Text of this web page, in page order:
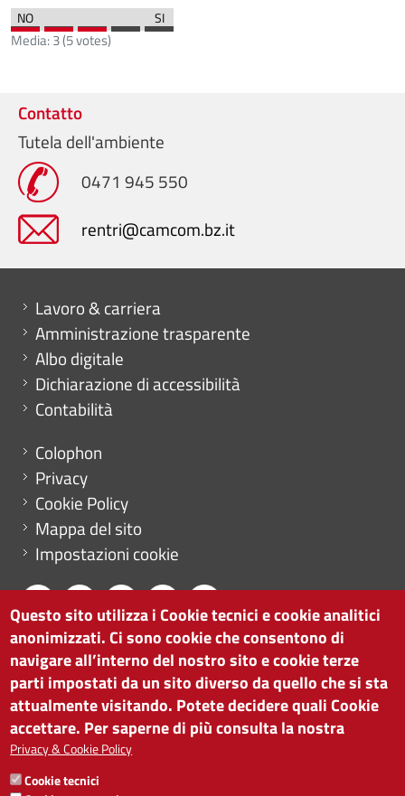
Media:3(5votes)
Contatto
Tutela dell'ambiente
0471 945 550
rentri@camcom.bz.it
Mini menu di servizio
Lavoro & carriera
Amministrazione trasparente
Albo digitale
Dichiarazione di accessibilità
Contabilità
Menu footer
Colophon
Privacy
Cookie Policy
Mappa del sito
Impostazioni cookie
CAMERA DI COMMERCIO DI BOLZANO
via Alto Adige 60 | I-39100 Bolzano
tel. 0471 945 511 |info@camcom.bz.it
Partita IVA: 00376420212
ISTITUTO PER LA PROMOZIONE DELLO
SVILUPPO ECONOMICO
Questo sito utilizza i Cookie tecnici e cookie analitici
anonimizzati. Ci sono cookie che consentono di
navigare all’interno del nostro sito e cookie terze
parti impostati da un sito diverso da quello che si sta
attualmente visitando. Potete decidere quali Cookie
accettare. Per saperne di più consulta la nostra
Privacy & Cookie Policy
Cookie tecnici